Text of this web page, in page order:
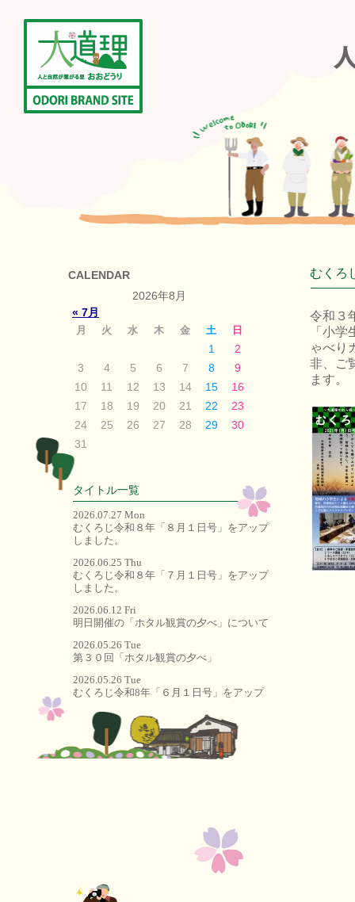
CALENDAR
2026年8月
« 7月
月 火 水 木 金 土 日
1
2
3
4 5 6 7 8
9
10
11 12 13 14 15
16
17
18 19 20 21 22
23
24
25 26 27 28 29
30
31
タイトル一覧
2026.07.27 Mon
むくろじ令和８年「８月１日号」をアップ
しました。
2026.06.25 Thu
むくろじ令和８年「７月１日号」をアップ
しました。
2026.06.12 Fri
明日開催の「ホタル観賞の夕べ」について
2026.05.26 Tue
第３０回「ホタル観賞の夕べ」
2026.05.26 Tue
むくろじ令和8年「６月１日号」をアップ
むくろ
令和３
「小
ゃべり
非、ご
ます。